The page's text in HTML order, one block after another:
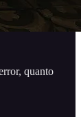
quanto